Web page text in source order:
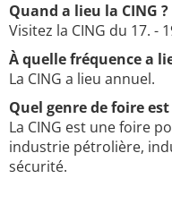
Quand a lieu la CING ?
Visitez la CING du 17. -
À quelle fréquence a
La CING a lieu annuel.
Quel genre de foire est
La CING est une foire
industrie pétrolière,
sécurité.